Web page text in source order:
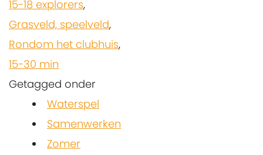
15-18 explorers,
Grasveld, speelveld,
Rondom het clubhuis,
15-30 min
Getagged onder
Waterspel
Samenwerken
Zomer